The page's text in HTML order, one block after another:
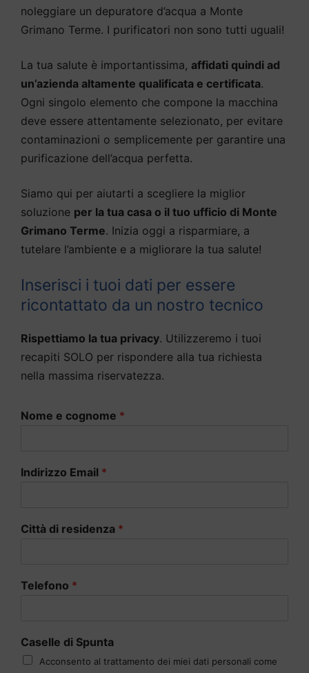
noleggiare un depuratore d’acqua a Monte
Grimano Terme. I purificatori non sono tutti uguali!
La tua salute è importantissima, affidati quindi ad
un’azienda altamente qualificata e certificata.
Ogni singolo elemento che compone la macchina
deve essere attentamente selezionato, per evitare
contaminazioni o semplicemente per garantire una
purificazione dell’acqua perfetta.
Siamo qui per aiutarti a scegliere la miglior
soluzione per la tua casa o il tuo ufficio di Monte
Grimano Terme. Inizia oggi a risparmiare, a
tutelare l’ambiente e a migliorare la tua salute!
Inserisci i tuoi dati per essere
ricontattato da un nostro tecnico
Rispettiamo la tua privacy. Utilizzeremo i tuoi
recapiti SOLO per rispondere alla tua richiesta
nella massima riservatezza.
Nome e cognome *
Indirizzo Email *
Città di residenza *
Telefono *
Caselle di Spunta
Acconsento al trattamento dei miei dati personali come